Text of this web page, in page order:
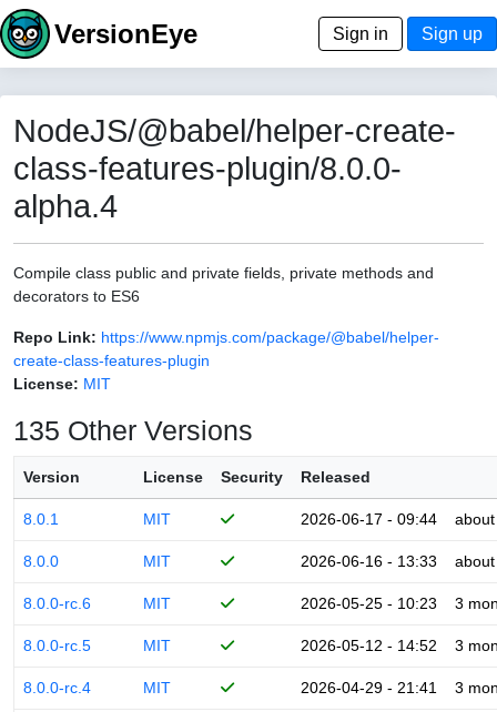
VersionEye Sign in Sign up
NodeJS/@babel/helper-create-
class-features-plugin/8.0.0-
alpha.4
Compile class public and private fields, private methods and
decorators to ES6
Repo Link: https://www.npmjs.com/package/@babel/helper-
create-class-features-plugin
License: MIT
135 Other Versions
Version License Security Released
8.0.1 MIT 2026-06-17 - 09:44
8.0.0 MIT 2026-06-16 - 13:33
8.0.0-rc.6 MIT 2026-05-25 - 10:23 3
8.0.0-rc.5 MIT 2026-05-12 - 14:52 3
8.0.0-rc.4 MIT 2026-04-29 - 21:41 3